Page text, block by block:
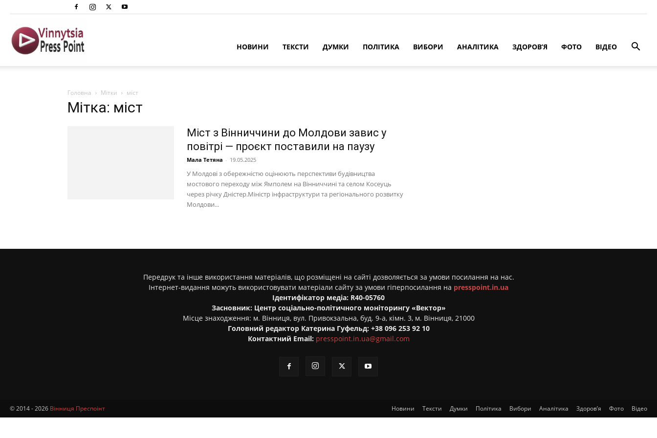
Преспоінт
НОВИНИ ТЕКСТИ ДУМКИ ПОЛІТИКА ВИБОРИ АНАЛІТИКА ЗДОРОВ’Я ФОТО ВІДЕО
Головна Мітки міст
Мітка: міст
Міст з Вінниччини до Молдови завис у
повітрі — проєкт поставили на паузу
Мала Тетяна - 19.05.2025
У Молдові з обережністю оцінюють перспективи будівництва
мостового переходу між Ямполем на Вінниччині та селом Косеуць
через річку Дністер.Міністр інфраструктури та регіонального розвитку
Молдови...
Передрук та інше використання матеріалів, що розміщені на сайті дозволяється за умови посилання на нас.
Інтернет-видання можуть використовувати матеріали сайту за умови гіперпосилання на presspoint.in.ua
Ідентифікатор медіа: R40-05760
Засновник: Центр соціально-політичного моніторингу «Вектор»
Місце знаходження: м. Вінниця, вул. Привокзальна, буд. 9-а, кімн. 3, м. Вінниця, 21000
Головний редактор Катерина Гуфельд: +38 096 253 92 10
Контактний Email: presspoint.in.ua@gmail.com
Новини Тексти Думки Політика Вибори Аналітика Здоров’я Фото Відео
© 2014 - 2026 Вінниця Преспоінт